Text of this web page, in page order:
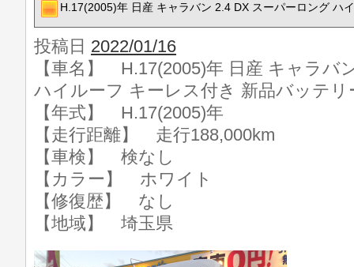
H.17(2005)年 日産 キャラバン 2.4 DX スーパーロング ハ
投稿日 2022/01/16
【車名】 H.17(2005)年 日産 キャラバ
ハイルーフ キーレス付き 新品バッテリ
【年式】 H.17(2005)年
【走行距離】 走行188,000km
【車検】 検なし
【カラー】 ホワイト
【修復歴】 なし
【地域】 埼玉県